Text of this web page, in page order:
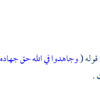
(وجاهدوا في الله حق جهاده
.